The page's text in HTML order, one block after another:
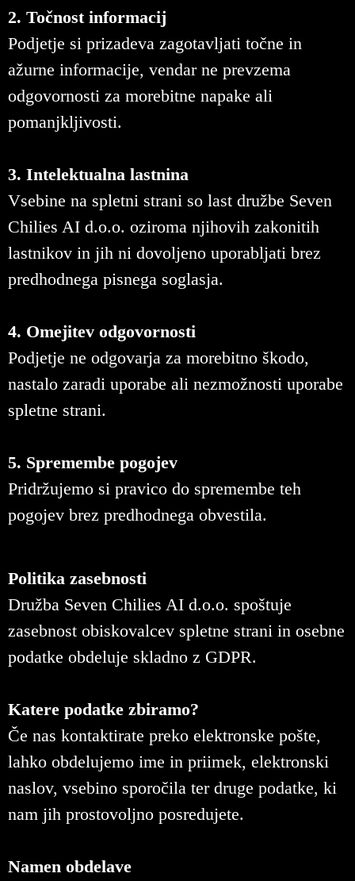
2. Točnost informacij
Podjetje si prizadeva zagotavljati točne in
ažurne informacije, vendar ne prevzema
odgovornosti za morebitne napake ali
pomanjkljivosti.
3. Intelektualna lastnina
Vsebine na spletni strani so last družbe Seven
Chilies AI d.o.o. oziroma njihovih zakonitih
lastnikov in jih ni dovoljeno uporabljati brez
predhodnega pisnega soglasja.
4. Omejitev odgovornosti
Podjetje ne odgovarja za morebitno škodo,
nastalo zaradi uporabe ali nezmožnosti uporabe
spletne strani.
5. Spremembe pogojev
Pridržujemo si pravico do spremembe teh
pogojev brez predhodnega obvestila.
Politika zasebnosti
Družba Seven Chilies AI d.o.o. spoštuje
zasebnost obiskovalcev spletne strani in osebne
podatke obdeluje skladno z GDPR.
Katere podatke zbiramo?
Če nas kontaktirate preko elektronske pošte,
lahko obdelujemo ime in priimek, elektronski
naslov, vsebino sporočila ter druge podatke, ki
nam jih prostovoljno posredujete.
Namen obdelave